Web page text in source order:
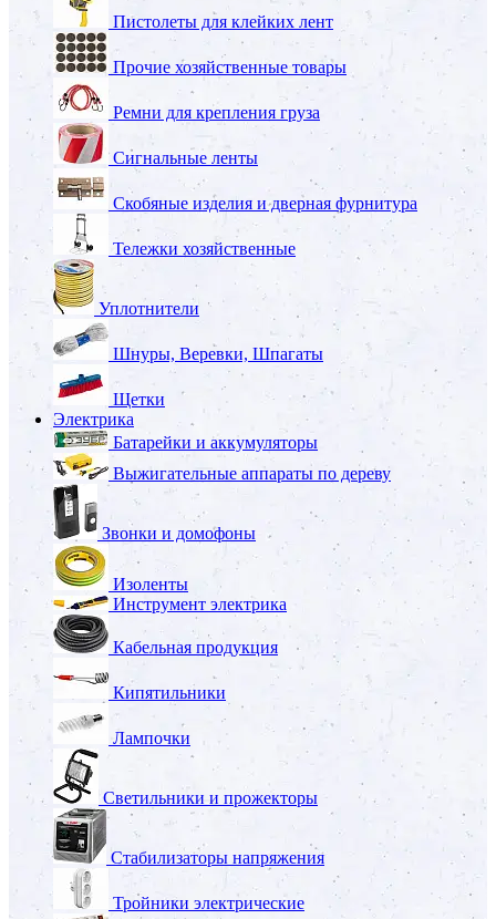
Пистолеты для клейких лент
Прочие хозяйственные товары
Ремни для крепления груза
Сигнальные ленты
Скобяные изделия и дверная фурнитура
Тележки хозяйственные
Уплотнители
Шнуры, Веревки, Шпагаты
Щетки
Электрика
Батарейки и аккумуляторы
Выжигательные аппараты по дереву
Звонки и домофоны
Изоленты
Инструмент электрика
Кабельная продукция
Кипятильники
Лампочки
Светильники и прожекторы
Стабилизаторы напряжения
Тройники электрические